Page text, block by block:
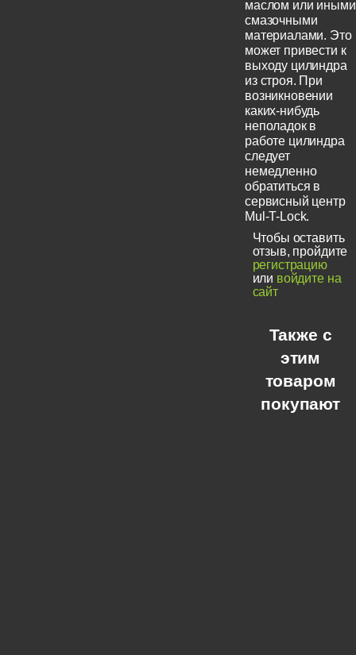
маслом или иными
смазочными
материалами. Это
может привести к
выходу цилиндра
из строя. При
возникновении
каких-нибудь
неполадок в
работе цилиндра
следует
немедленно
обратиться в
сервисный центр
Mul-T-Lock.
Чтобы оставить
отзыв, пройдите
регистрацию
или войдите на
сайт
Также с
этим
товаром
покупают